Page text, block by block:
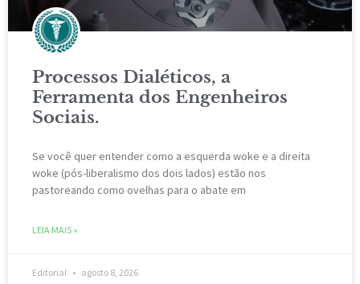
Processos Dialéticos, a
Ferramenta dos Engenheiros
Sociais.
Se você quer entender como a esquerda woke e a direita
woke (pós-liberalismo dos dois lados) estão nos
pastoreando como ovelhas para o abate em
LEIA MAIS »
Editorial agosto 8, 2026